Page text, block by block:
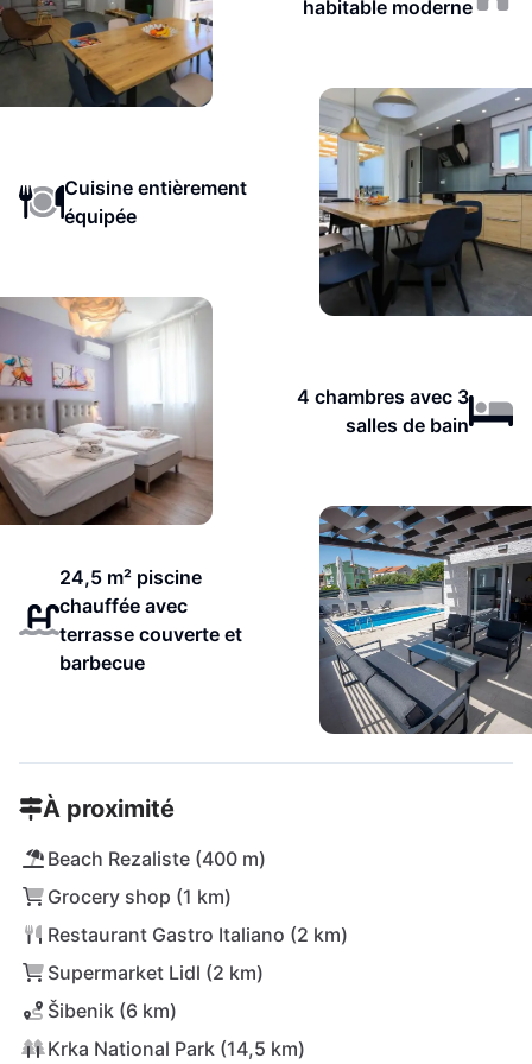
habitable moderne
Cuisine entièrement
équipée
4 chambres avec 3
salles de bain
24,5 m² piscine
chauffée avec
terrasse couverte et
barbecue
À proximité
Beach Rezaliste (400 m)
Grocery shop (1 km)
Restaurant Gastro Italiano (2 km)
Supermarket Lidl (2 km)
Šibenik (6 km)
Krka National Park (14,5 km)